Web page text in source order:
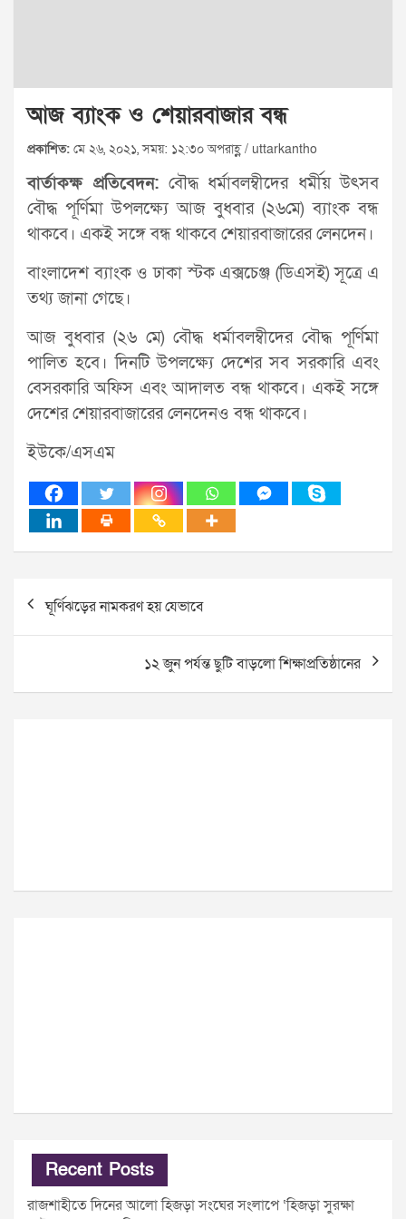
আজ ব্যাংক ও শেয়ারবাজার বন্ধ
প্রকাশিত: মে ২৬, ২০২১, সময়: ১২:৩০ অপরাহ্ণ / uttarkantho
বার্তাকক্ষ প্রতিবেদন: বৌদ্ধ ধর্মাবলম্বীদের ধর্মীয় উৎসব
বৌদ্ধ পূর্ণিমা উপলক্ষ্যে আজ বুধবার (২৬মে) ব্যাংক বন্ধ
থাকবে। একই সঙ্গে বন্ধ থাকবে শেয়ারবাজারের লেনদেন।
বাংলাদেশ ব্যাংক ও ঢাকা স্টক এক্সচেঞ্জ (ডিএসই) সূত্রে এ
তথ্য জানা গেছে।
আজ বুধবার (২৬ মে) বৌদ্ধ ধর্মাবলম্বীদের বৌদ্ধ পূর্ণিমা
পালিত হবে। দিনটি উপলক্ষ্যে দেশের সব সরকারি এবং
বেসরকারি অফিস এবং আদালত বন্ধ থাকবে। একই সঙ্গে
দেশের শেয়ারবাজারের লেনদেনও বন্ধ থাকবে।
ইউকে/এসএম
Post
navigation
ঘূর্ণিঝড়ের নামকরণ হয় যেভাবে
১২ জুন পর্যন্ত ছুটি বাড়লো শিক্ষাপ্রতিষ্ঠানের
Recent Posts
রাজশাহীতে দিনের আলো হিজড়া সংঘের সংলাপে ‘হিজড়া সুরক্ষা